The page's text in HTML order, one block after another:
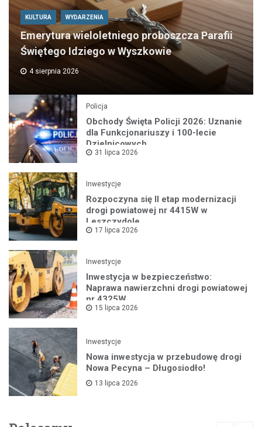
KULTURA WYDARZENIA
Emerytura wieloletniego proboszcza Parafii
Świętego Idziego w Wyszkowie
4 sierpnia 2026
Policja
Obchody Święta Policji 2026: Uznanie
dla Funkcjonariuszy i 100-lecie
Dzielnicowych
31 lipca 2026
Inwestycje
Rozpoczyna się II etap modernizacji
drogi powiatowej nr 4415W w
Leszczydole
17 lipca 2026
Inwestycje
Inwestycja w bezpieczeństwo:
Naprawa nawierzchni drogi powiatowej
nr 4325W
15 lipca 2026
Inwestycje
Nowa inwestycja w przebudowę drogi
Nowa Pecyna – Długosiodło!
13 lipca 2026